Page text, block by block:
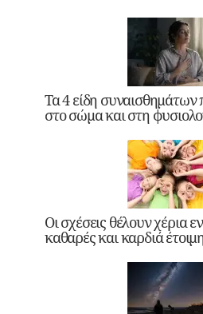
Τα 4 είδη συναισθημάτων
στο σώμα και στη
Οι σχέσεις θέλουν χέρια
καθαρές και καρδιά